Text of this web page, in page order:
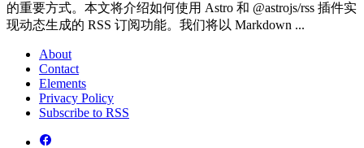
的重要方式。本文将介绍如何使用 Astro 和 @astrojs/rss 插件实
现动态生成的 RSS 订阅功能。我们将以 Markdown ...
About
Contact
Elements
Privacy Policy
Subscribe to RSS